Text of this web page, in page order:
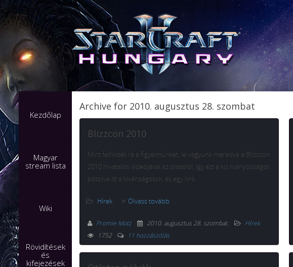
Kezdőlap
Magyar
stream lista
Wiki
Rövidítések
és
kifejezések
Archive for 2010. augusztus 28. szombat
Blizzcon 2010
Mint felhívták rá a figyelmünket, le vagyunk maradva a Blizzcon
2010 hivatalos videójával az oldalról, így ezt a kis hiányosságot
pótolva itt a kívánságotok, és egy link.
Hírek Olvass tovább
Promie Motz 2010. augusztus 28. szombat.
Hírek
1752
11 hozzászólás